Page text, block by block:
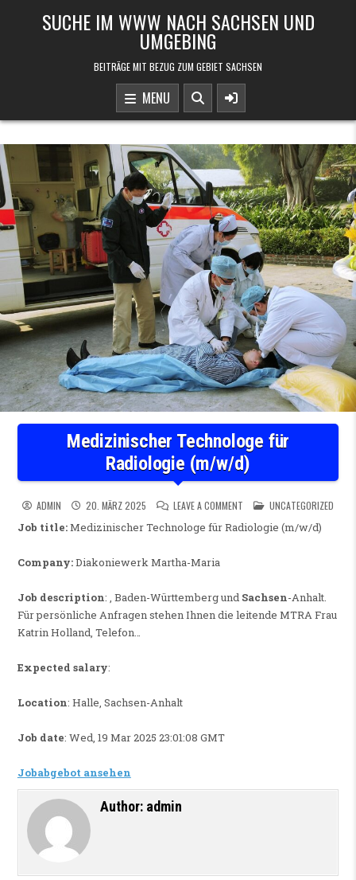
SUCHE IM WWW NACH SACHSEN UND
UMGEBING
BEITRÄGE MIT BEZUG ZUM GEBIET SACHSEN
MENU
Medizinischer Technologe für
Radiologie (m/w/d)
ADMIN 20. MÄRZ 2025 LEAVE A COMMENT ON MEDIZINISCHER
POSTED IN
UNCATEGORIZED
Job title:Medizinischer Technologe für Radiologie (m/w/d)
Company:Diakoniewerk Martha-Maria
Job description: , Baden-Württemberg und Sachsen-Anhalt.
Für persönliche Anfragen stehen Ihnen die leitende MTRA Frau
Katrin Holland, Telefon…
Expected salary:
Location: Halle, Sachsen-Anhalt
Job date: Wed, 19 Mar 2025 23:01:08 GMT
Jobabgebot ansehen
Author: admin